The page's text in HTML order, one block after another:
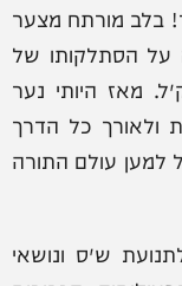
בלב מורתח מצער
על הסתלקותו של
מאז היותי נער
ולאורך כל הדרך
למען עולם התורה
ש״ס ונושאי